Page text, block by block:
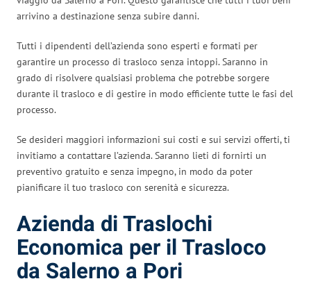
arrivino a destinazione senza subire danni.
Tutti i dipendenti dell’azienda sono esperti e formati per
garantire un processo di trasloco senza intoppi. Saranno in
grado di risolvere qualsiasi problema che potrebbe sorgere
durante il trasloco e di gestire in modo efficiente tutte le fasi del
processo.
Se desideri maggiori informazioni sui costi e sui servizi offerti, ti
invitiamo a contattare l’azienda. Saranno lieti di fornirti un
preventivo gratuito e senza impegno, in modo da poter
pianificare il tuo trasloco con serenità e sicurezza.
Azienda di Traslochi
Economica per il Trasloco
da Salerno a Pori